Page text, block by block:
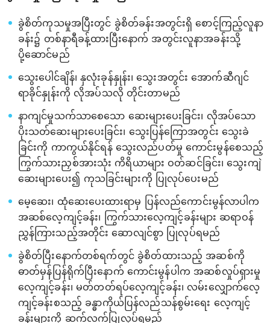
ခွဲစိတ်ကုသမှုအပြီးတွင် ခွဲစိတ်ခန်းအတွင်းရှိ စောင့်ကြည့်လူနာ
ခန်း၌ တစ်နာရီခန့်ထားပြီးနောက် အတွင်းလူနာအခန်းသို့
ပို့ဆောင်မည်
သွေးပေါင်ချိန်၊ နှလုံးခုန်နှုန်း၊ သွေးအတွင်း အောက်ဆီဂျင်
ရာခိုင်နှုန်းကို လိုအပ်သလို တိုင်းတာမည်
နာကျင်မှုသက်သာစေသော ဆေးများပေးခြင်း၊ လိုအပ်သော
ပိုးသတ်ဆေးများပေးခြင်း၊ သွေးပြန်ကြောအတွင်း သွေးခဲ
ခြင်းကို ကာကွယ်နိုင်ရန် သွေးလည်ပတ်မှု ကောင်းမွန်စေသည့်
ကြွက်သားညှစ်အားသုံး ကိရိယာများ ဝတ်ဆင်ခြင်း၊ သွေးကျဲ
ဆေးများပေး၍ ကုသခြင်းများကို ပြုလုပ်ပေးမည်
မေ့ဆေး၊ ထုံဆေးပေးထားရာမှ ပြန်လည်ကောင်းမွန်လာပါက
အဆစ်လေ့ကျင့်ခန်း၊ ကြွက်သားလေ့ကျင့်ခန်းများ ဆရာဝန်
ညွှန်ကြားသည့်အတိုင်း ဆောလျင်စွာ ပြုလုပ်ရမည်
ခွဲစိတ်ပြီးနောက်တစ်ရက်တွင် ခွဲစိတ်ထားသည့် အဆစ်ကို
ဓာတ်မှန်ပြန်ရိုက်ပြီးနောက် ကောင်းမွန်ပါက အဆစ်လှုပ်ရှားမှု
လေ့ကျင့်ခန်း၊ မတ်တတ်ရပ်လေ့ကျင့်ခန်း၊ လမ်းလျှောက်လေ့
ကျင့်ခန်းစသည့် ခန္ဓာကိုယ်ပြန်လည်သန်စွမ်းရေး လေ့ကျင့်
ခန်းများကို ဆက်လက်ပြုလုပ်ရမည်